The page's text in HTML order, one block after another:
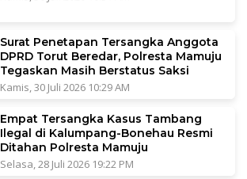
Surat Penetapan Tersangka Anggota
DPRD Torut Beredar, Polresta Mamuju
Tegaskan Masih Berstatus Saksi
Kamis, 30 Juli 2026 10:29 AM
Empat Tersangka Kasus Tambang
Ilegal di Kalumpang-Bonehau Resmi
Ditahan Polresta Mamuju
Selasa, 28 Juli 2026 19:22 PM